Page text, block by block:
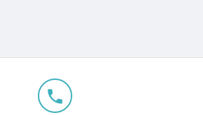
local_phone